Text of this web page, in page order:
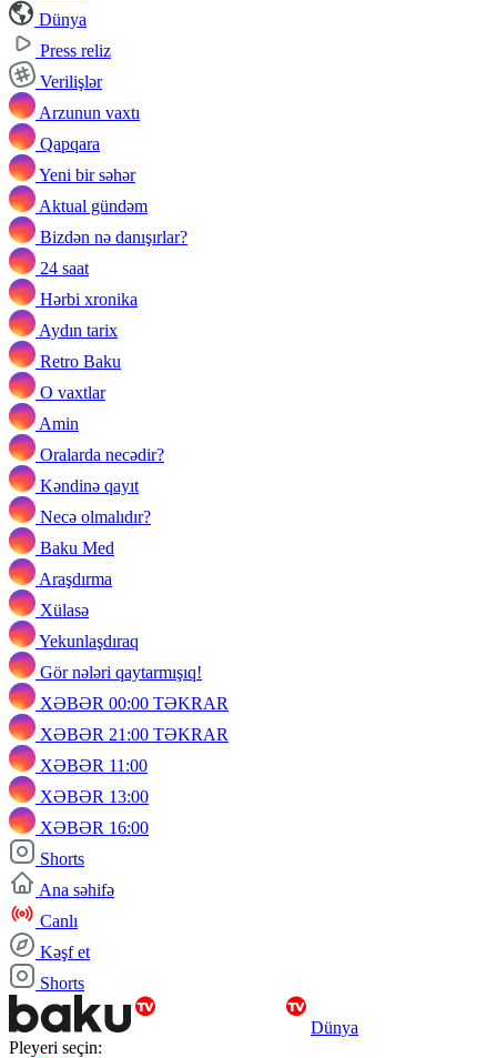
Dünya
Press reliz
Verilişlər
Arzunun vaxtı
Qapqara
Yeni bir səhər
Aktual gündəm
Bizdən nə danışırlar?
24 saat
Hərbi xronika
Aydın tarix
Retro Baku
O vaxtlar
Amin
Oralarda necədir?
Kəndinə qayıt
Necə olmalıdır?
Baku Med
Araşdırma
Xülasə
Yekunlaşdıraq
Gör nələri qaytarmışıq!
XƏBƏR 00:00 TƏKRAR
XƏBƏR 21:00 TƏKRAR
XƏBƏR 11:00
XƏBƏR 13:00
XƏBƏR 16:00
Shorts
Ana səhifə
Canlı
Kəşf et
Shorts
Dünya
Pleyeri seçin: